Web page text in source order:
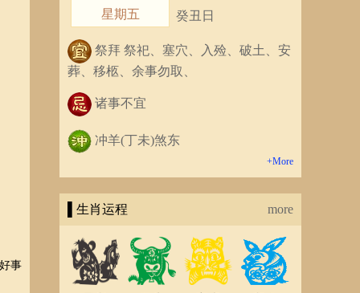
事
星期五
癸丑日
祭拜 祭祀、塞穴、入殓、破土、安
葬、移柩、余事勿取、
诸事不宜
冲羊(丁未)煞东
+More
▌生肖运程 more